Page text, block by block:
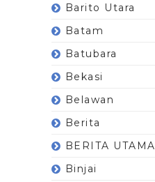
Barito Utara
Batam
Batubara
Bekasi
Belawan
Berita
BERITA UTAMA
Binjai